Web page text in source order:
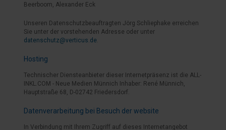
Beerboom, Alexander Eck
Unseren Datenschutzbeauftragten Jörg Schliephake erreichen
Sie unter der vorstehenden Adresse oder unter
datenschutz@verticus.de.
Hosting
Technischer Diensteanbieter dieser Internetpräsenz ist die ALL-
INKL.COM - Neue Medien Münnich Inhaber: René Münnich,
Hauptstraße 68, D-02742 Friedersdorf.
Datenverarbeitung bei Besuch der website
In Verbindung mit Ihrem Zugriff auf dieses Internetangebot